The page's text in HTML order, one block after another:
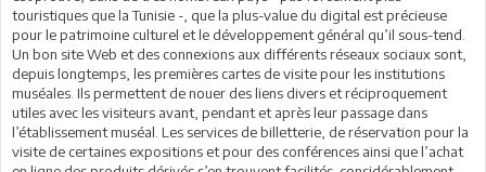
touristiques que la Tunisie -, que la plus-value du digital est précieuse
pour le patrimoine culturel et le développement général qu’il sous-tend.
Un bon site Web et des connexions aux différents réseaux sociaux sont,
depuis longtemps, les premières cartes de visite pour les institutions
muséales. Ils permettent de nouer des liens divers et réciproquement
utiles avec les visiteurs avant, pendant et après leur passage dans
l’établissement muséal. Les services de billetterie, de réservation pour la
visite de certaines expositions et pour des conférences ainsi que l’achat